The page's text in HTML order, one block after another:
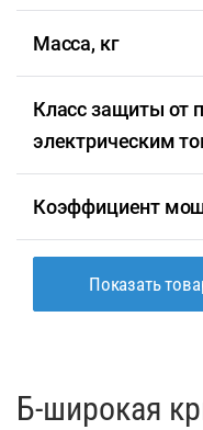
Масса, кг
Класс защиты от
электрическим
Коэффициент
Показать
Б-широкая